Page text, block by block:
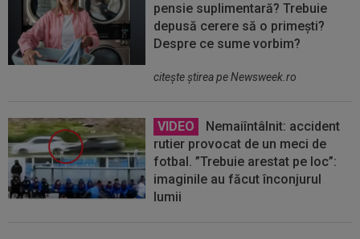
pensie suplimentară? Trebuie
depusă cerere să o primești?
Despre ce sume vorbim?
citeşte ştirea pe Newsweek.ro
VIDEO
Nemaiîntâlnit: accident
rutier provocat de un meci de
fotbal. ”Trebuie arestat pe loc”:
imaginile au făcut înconjurul
lumii